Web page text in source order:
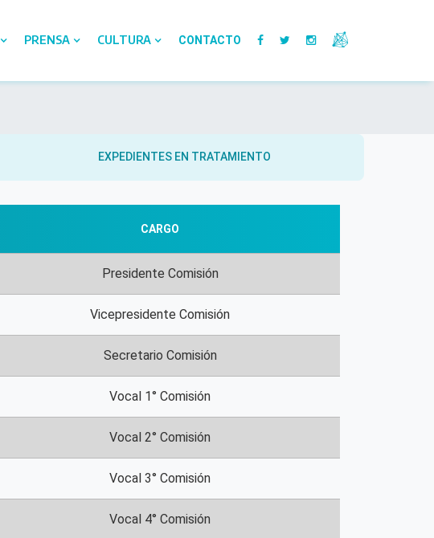
PRENSA CULTURA CONTACTO
EXPEDIENTES EN TRATAMIENTO
CARGO
Presidente Comisión
Vicepresidente Comisión
Secretario Comisión
Vocal 1° Comisión
Vocal 2° Comisión
Vocal 3° Comisión
Vocal 4° Comisión